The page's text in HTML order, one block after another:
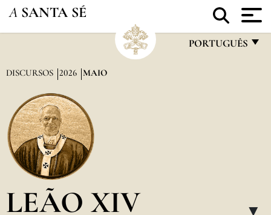
A SANTA SÉ
PORTUGUÊS
DISCURSOS 2026 MAIO
LEÃO XIV ▸